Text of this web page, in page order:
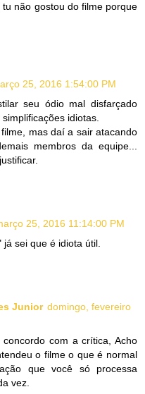
não gostou do filme porque
25, 2016 1:54:00 PM
seu ódio mal disfarçado
idiotas.
mas daí a sair atacando
membros da equipe...
25, 2016 11:14:00 PM
sei que é idiota útil.
Junior domingo, fevereiro
com a crítica, Acho
o filme o que é normal
que você só processa
vez.